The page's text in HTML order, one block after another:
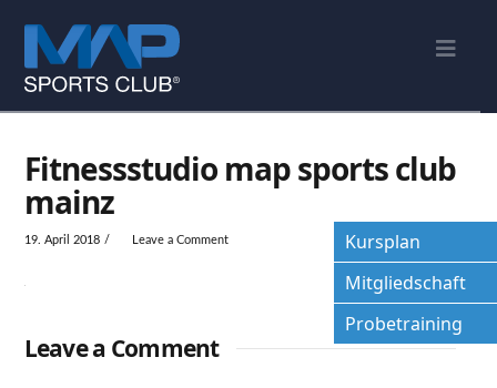
Kursplan
Mitgliedschaft
Probetraining
Fitnessstudio map sports club
mainz
19. April 2018 Leave a Comment
Leave a Comment